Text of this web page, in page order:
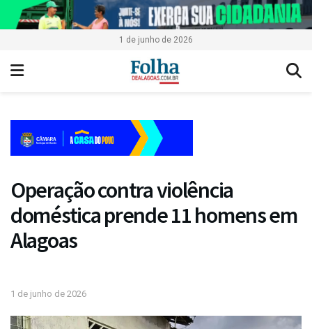
1 de junho de 2026
Operação contra violência
doméstica prende 11 homens em
Alagoas
1 de junho de 2026